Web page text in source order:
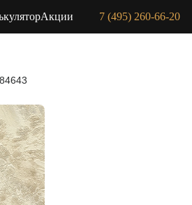
Акции 7 (495) 260-66-20